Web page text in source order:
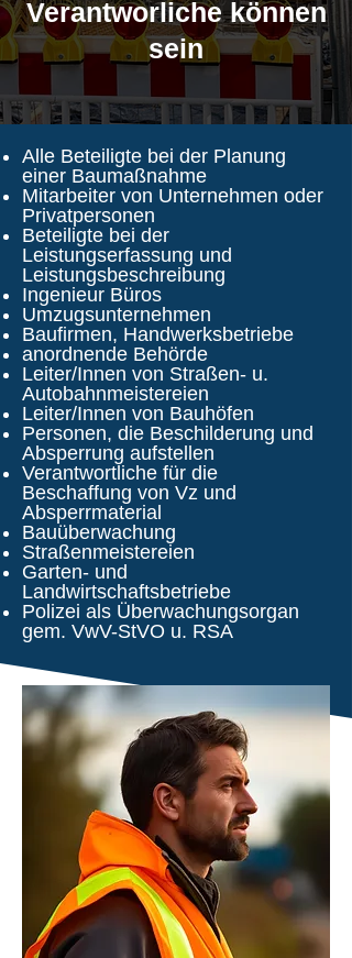
Verantworliche können
sein
Alle Beteiligte bei der Planung
einer Baumaßnahme
Mitarbeiter von Unternehmen oder
Privatpersonen
Beteiligte bei der
Leistungserfassung und
Leistungsbeschreibung
Ingenieur Büros
Umzugsunternehmen
Baufirmen, Handwerksbetriebe
anordnende Behörde
Leiter/Innen von Straßen- u.
Autobahnmeistereien
Leiter/Innen von Bauhöfen
Personen, die Beschilderung und
Absperrung aufstellen
Verantwortliche für die
Beschaffung von Vz und
Absperrmaterial
Bauüberwachung
Straßenmeistereien
Garten- und
Landwirtschaftsbetriebe
Polizei als Überwachungsorgan
gem. VwV-StVO u. RSA